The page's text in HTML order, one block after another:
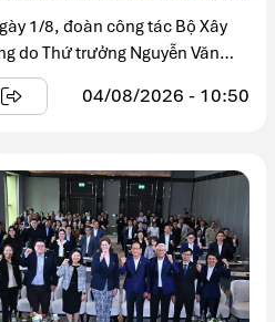
1/8, đoàn công tác Bộ Xây
do Thứ trưởng Nguyễn Văn
dẫn đầu ...
04/08/2026 - 10:50